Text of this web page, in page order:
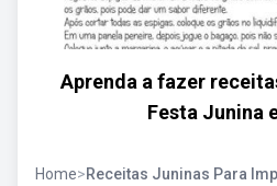
Aprenda a fazer
Festa Junina
Home>Receitas Juninas Para